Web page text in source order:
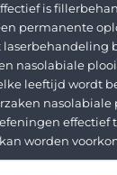
is
permanente
laserbehandeling
nasolabiale
leeftijd wordt
effectief
worden